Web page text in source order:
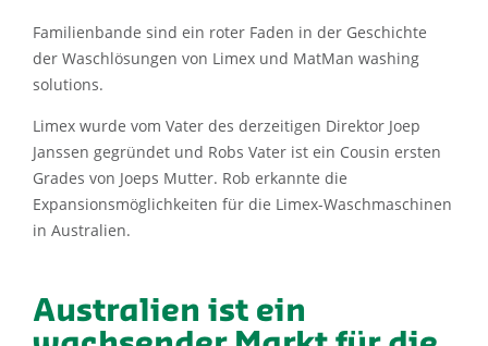
Familienbande sind ein roter Faden in der Geschichte
der Waschlösungen von Limex und MatMan washing
solutions.
Limex wurde vom Vater des derzeitigen Direktor Joep
Janssen gegründet und Robs Vater ist ein Cousin ersten
Grades von Joeps Mutter. Rob erkannte die
Expansionsmöglichkeiten für die Limex-Waschmaschinen
in Australien.
Australien ist ein